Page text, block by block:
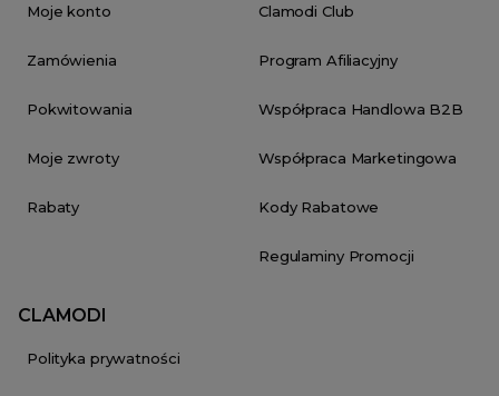
Moje konto
Zamówienia
Pokwitowania
Moje zwroty
Rabaty
Clamodi Club
Program Afiliacyjny
Współpraca Handlowa B2B
Współpraca Marketingowa
Kody Rabatowe
Regulaminy Promocji
CLAMODI
Polityka prywatności